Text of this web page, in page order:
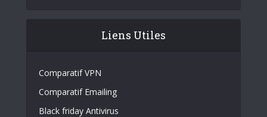
Liens Utiles
Comparatif VPN
Comparatif Emailing
Black friday Antivirus